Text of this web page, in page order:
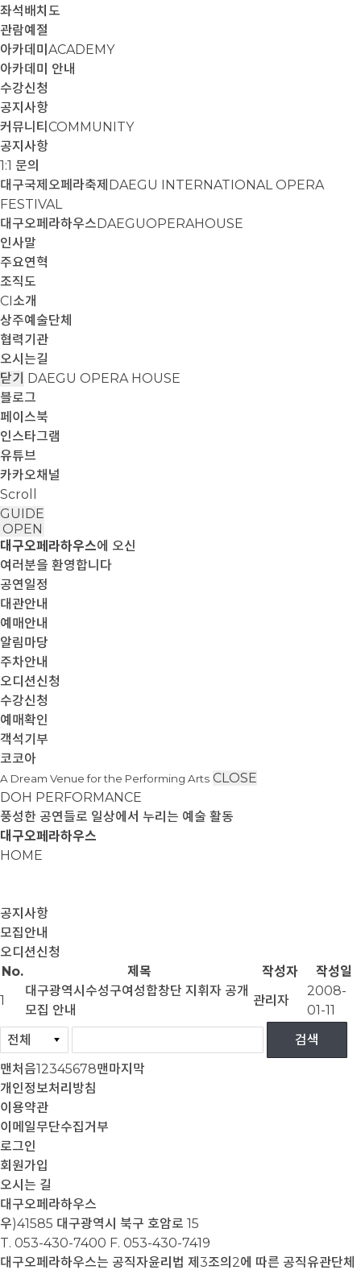
좌석배치도
관람예절
아카데미 ACADEMY
아카데미 안내
수강신청
공지사항
커뮤니티 COMMUNITY
공지사항
1:1 문의
대구국제오페라축제 DAEGU INTERNATIONAL OPERA
FESTIVAL
대구오페라하우스DAEGUOPERAHOUSE
인사말
주요연혁
조직도
CI소개
상주예술단체
협력기관
오시는길
닫기 DAEGU OPERA HOUSE
블로그
페이스북
인스타그램
유튜브
카카오채널
Scroll
GUIDE
OPEN
대구오페라하우스에 오신
여러분을 환영합니다
공연일정
대관안내
예매안내
알림마당
주차안내
오디션신청
수강신청
예매확인
객석기부
코코아
A Dream Venue for the Performing Arts CLOSE
DOH PERFORMANCE
풍성한 공연들로 일상에서 누리는 예술 활동
대구오페라하우스
HOME
공지사항
모집안내
오디션신청
No.
제목 작성자
작성일
1
대구광역시수성구여성합창단 지휘자 공개
모집 안내
관리자
2008-
01-11
맨처음12345678맨마지막
개인정보처리방침
이용약관
이메일무단수집거부
로그인
회원가입
오시는 길
대구오페라하우스
우)41585 대구광역시 북구 호암로 15
T. 053-430-7400 F. 053-430-7419
대구오페라하우스는 공직자윤리법 제3조의2에 따른 공직유관단체